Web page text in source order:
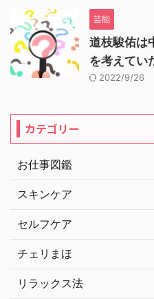
芸能
道枝駿佑は
を考えてい
2022/9/26
カテゴリー
お仕事図鑑
スキンケア
セルフケア
チェリまほ
リラックス法